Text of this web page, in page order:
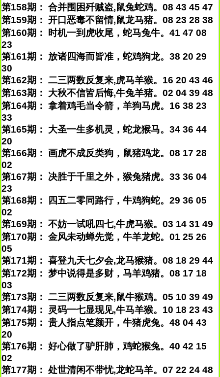
第158期： 合并围困歼贼盗,鼠兔蛇鸡。08 43 45 47
第159期： 开口恶毒不留情,鼠龙马猪。08 23 28 38
第160期： 时机一到虎收尾，蛇马兔牛。41 47 08
23
第161期： 放诸四海而皆准，蛇鸡狗龙。38 20 29
30
第162期： 二三两数反复来,虎马羊猴。16 20 43 46
第163期： 大秋不信皆后悔,牛兔羊猪。02 04 39 48
第164期： 拿着鸡毛当令箭，羊狗马虎。16 38 23
33
第165期： 大圣一生多机灵，蛇龙猴马。34 36 44
20
第166期： 画虎不成反类狗，鼠猪鸡龙。08 17 28
02
第167期： 决胜于千里之外，猴兔猪虎。33 36 04
23
第168期： 四五二零同路行，牛鸡狗蛇。29 36 05
02
第169期： 不妨一试吼四七,牛虎马猴。03 14 31 49
第170期： 金风未动蝉先觉，牛羊龙蛇。01 25 26
05
第171期： 喜登九天七夕会,龙马猴猪。08 18 29 44
第172期： 梦中说得是多财，马羊鸡猪。08 17 18
03
第173期： 二三两数反复来,鼠牛猴鸡。05 10 39 49
第174期： 灵码一七显现见,牛马羊猴。10 18 23 43
第175期： 贵人指点笔颜开，牛猪虎兔。48 04 43
20
第176期： 好心做了驴肝肺，鸡蛇猴兔。40 42 15
02
第177期： 处世清闲不带忧,龙蛇马羊。07 22 24 48